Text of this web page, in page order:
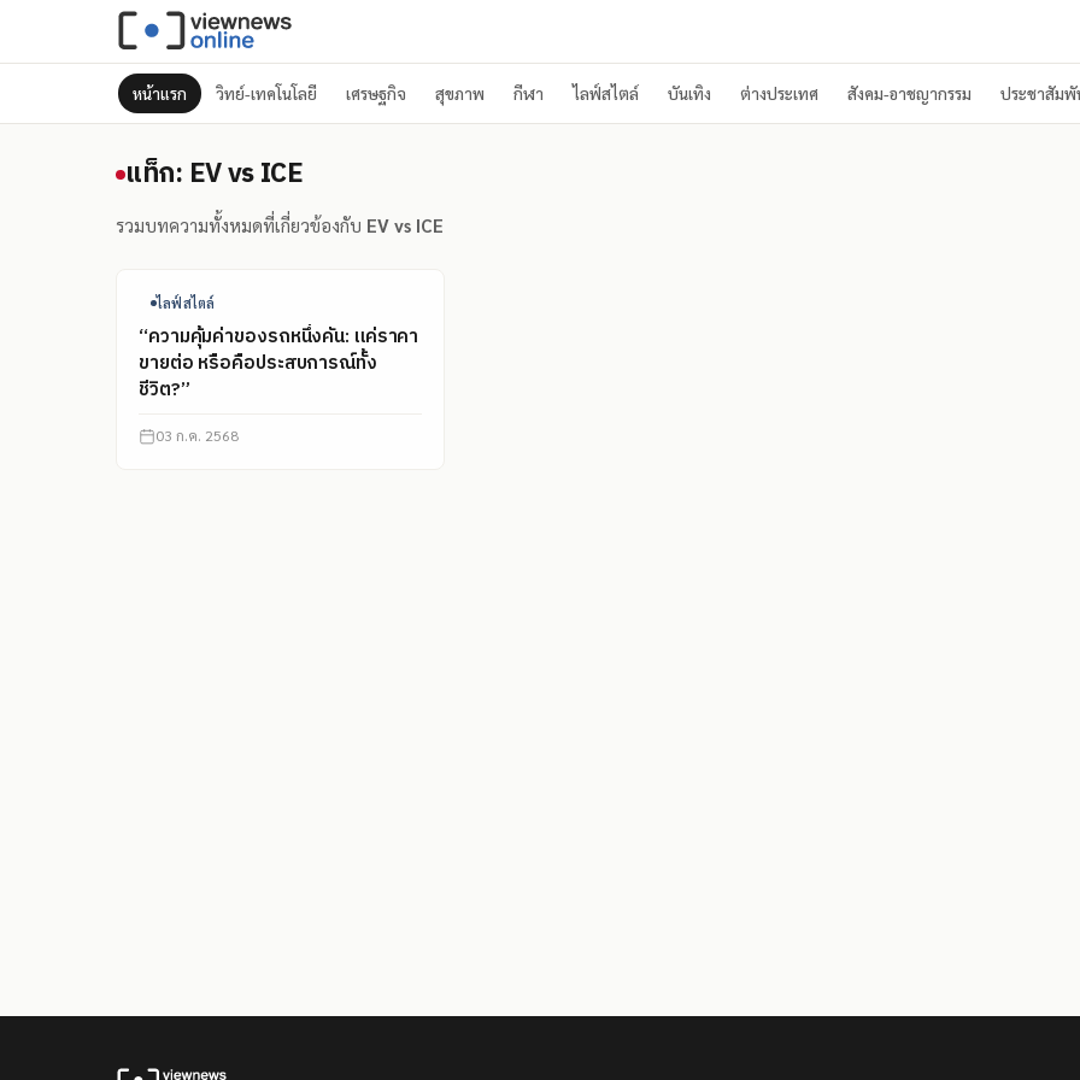
หน้าแรก วิทย์-เทคโนโลยี เศรษฐกิจ สุขภาพ กีฬา ไลฟ์สไตล์ บันเทิง ต่างประเทศ สังคม-อาชญากรรม ประชาสัมพั
แท็ก: EV vs ICE
แท็ก: EV vs ICE
รวมบทความทั้งหมดที่เกี่ยวข้องกับ EV vs ICE
ไลฟ์สไตล์
“ความคุ้มค่าของรถหนึ่งคัน: แค่ราคา
ขายต่อ หรือคือประสบการณ์ทั้ง
ชีวิต?”
03 ก.ค. 2568